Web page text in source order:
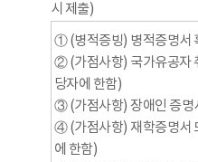
시 제출)
① (병적증빙) 병적증명서
② (가점사항) 국가유공자
당자에 한함)
③ (가점사항) 장애인 증명
④ (가점사항) 재학증명서
에 한함)